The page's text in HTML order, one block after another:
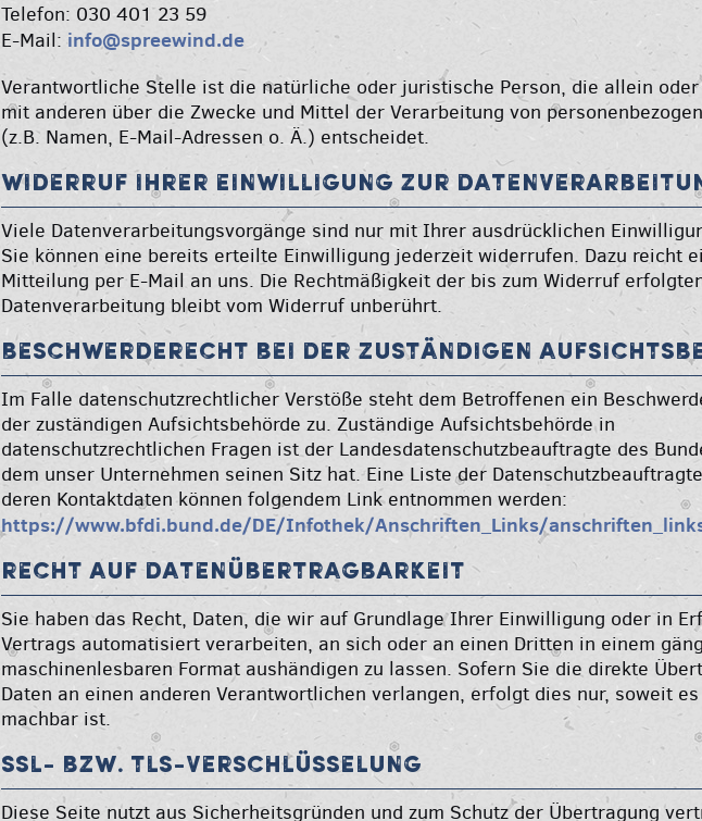
Telefon: 030 401 23 59
E-Mail:info@spreewind.de
Verantwortliche Stelle ist die natürliche oder juristische Person, die allein
mit anderen über die Zwecke und Mittel der Verarbeitung von
(z.B. Namen, E-Mail-Adressen o. Ä.) entscheidet.
Widerruf Ihrer Einwilligung zur
Viele Datenverarbeitungsvorgänge sind nur mit Ihrer ausdrücklichen
Sie können eine bereits erteilte Einwilligung jederzeit widerrufen. Dazu reicht
Mitteilung per E-Mail an uns. Die Rechtmäßigkeit der bis zum Widerruf
Datenverarbeitung bleibt vom Widerruf unberührt.
Beschwerderecht bei der zuständigen
Im Falle datenschutzrechtlicher Verstöße steht dem Betroffenen ein
der zuständigen Aufsichtsbehörde zu. Zuständige Aufsichtsbehörde in
datenschutzrechtlichen Fragen ist der Landesdatenschutzbeauftragte des
dem unser Unternehmen seinen Sitz hat. Eine Liste der
deren Kontaktdaten können folgendem Link entnommen werden:
https://www.bfdi.bund.de/DE/Infothek/Anschriften_Links/
Recht auf Datenübertragbarkeit
Sie haben das Recht, Daten, die wir auf Grundlage Ihrer Einwilligung oder in
Vertrags automatisiert verarbeiten, an sich oder an einen Dritten in einem
maschinenlesbaren Format aushändigen zu lassen. Sofern Sie die direkte
Daten an einen anderen Verantwortlichen verlangen, erfolgt dies nur, soweit
machbar ist.
SSL- bzw. TLS-Verschlüsselung
Diese Seite nutzt aus Sicherheitsgründen und zum Schutz der Übertragung